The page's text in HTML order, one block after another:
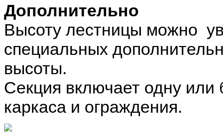
Дополнительно
Высоту лестницы можно
специальных
высоты.
Секция включает одну или
каркаса и ограждения.